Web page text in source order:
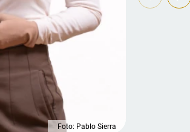
Foto: Pablo Sierra